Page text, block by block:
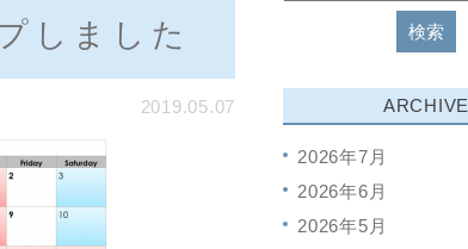
しました
2019.05.07 ARCHIVE
2026年7月
2026年6月
2026年5月